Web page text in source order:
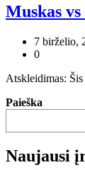
Muskas
7 birželio,
0
Atskleidimas:
Paieška
Naujausi